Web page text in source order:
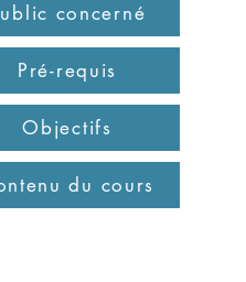
concerné
Pré-requis
Objectifs
du cours